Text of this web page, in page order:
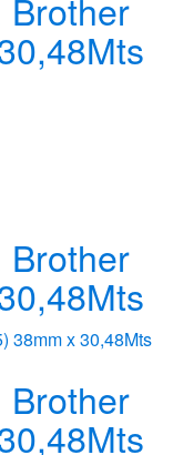
Brother
Brother
Brother